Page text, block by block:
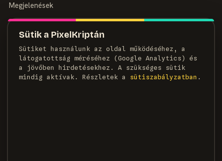
Sütik a PixelKriptán
Sütiket használunk az oldal működéséhez, a
látogatottság méréséhez (Google Analytics) és
a jövőben hirdetésekhez. A szükséges sütik
mindig aktívak. Részletek a
süti­szabályzatban .
Megjelenések
MAGAZIN
Szerzők
Médiaajánlat
Kapcsolat